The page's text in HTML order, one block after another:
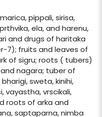
pippali, sirisa,
ela, and harenu,
and drugs of haritaka
7); fruits and leaves of
of sigru; roots ( tubers)
nagara; tuber of
sweta, kinihi,
vayastha, vrscikali,
roots of arka and
saptaparna, nimba